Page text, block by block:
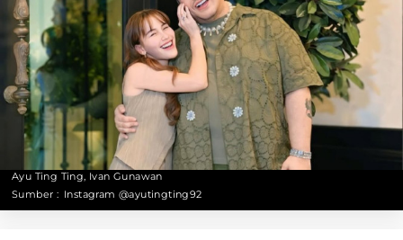
Ayu Ting Ting, Ivan Gunawan
Sumber : Instagram @ayutingting92